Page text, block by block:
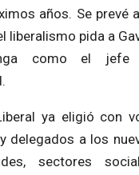
años. Se prevé
liberalismo pida a
como el
ya eligió con
delegados a los
sectores